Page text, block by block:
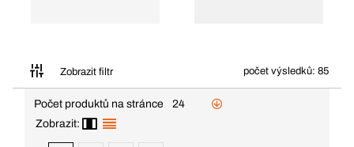
Zobrazit filtr počet výsledků: 85
Počet produktů na stránce
24
Zobrazit: